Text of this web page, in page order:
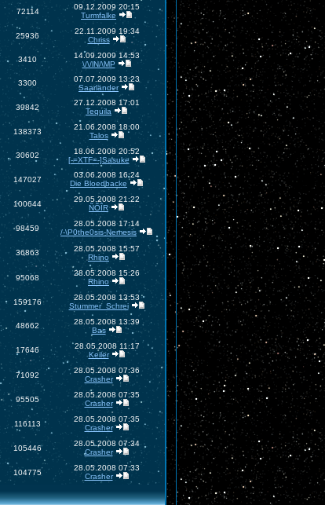
72114
09.12.2009 20:15
Turmfalke
25936
22.11.2009 19:34
Chriss
3410
14.09.2009 14:53
\/\/lN/\MP
3300
07.07.2009 13:23
Saarländer
39842
27.12.2008 17:01
Tequila
138373
21.06.2008 18:00
Talos
30602
18.06.2008 20:52
[-=XTF=-]Sasuke
147027
03.06.2008 16:24
Die Bloedbacke
100644
29.05.2008 21:22
ÑÕÎR
98459
28.05.2008 17:14
/-\P0the0sis-Nemesis
36863
28.05.2008 15:57
Rhino
95068
28.05.2008 15:26
Rhino
159176
28.05.2008 13:53
Stummer_Schrei
48662
28.05.2008 13:39
Bas
17646
28.05.2008 11:17
Keiler
71092
28.05.2008 07:36
Crasher
95505
28.05.2008 07:35
Crasher
116113
28.05.2008 07:35
Crasher
105446
28.05.2008 07:34
Crasher
104775
28.05.2008 07:33
Crasher